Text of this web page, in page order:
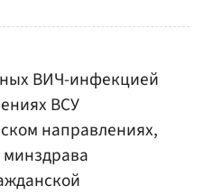
ВИЧ-инфекцией
ВСУ
направлениях,